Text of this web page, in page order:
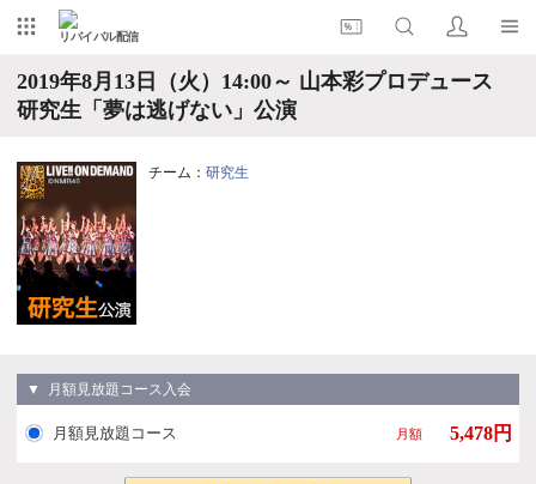
リバイバル配信
2019年8月13日（火）14:00～ 山本彩プロデュース
研究生「夢は逃げない」公演
チーム： 研究生
▼ 月額見放題コース入会
月額見放題コース 月額 5,478円